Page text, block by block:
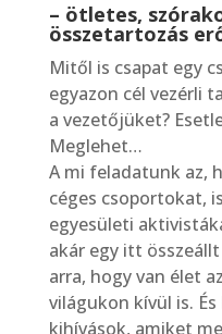
– ötletes,
összetartozás
Mitől is csapat egy
egyazon cél vezérli
a vezetőjüket?
Meglehet…
A mi feladatunk az,
céges csoportokat,
egyesületi
akár egy itt
arra, hogy van élet
világukon kívül is.
kihívások, amiket